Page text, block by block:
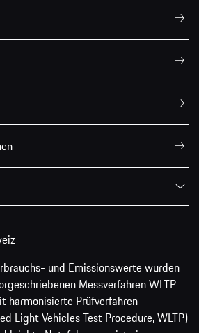
und Emissionswerte wurden
Messverfahren WLTP
Prüfverfahren
Light Vehicles Test Procedure, WLTP)